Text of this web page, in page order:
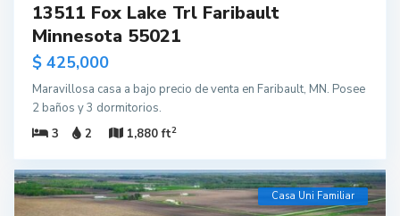
13511 Fox Lake Trl Faribault
Minnesota 55021
$ 425,000
Maravillosa casa a bajo precio de venta en Faribault, MN. Posee
2 baños y 3 dormitorios.
3
2 1,880 ft2
Casa Uni Familiar